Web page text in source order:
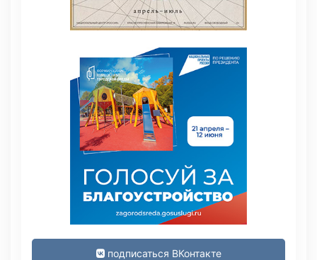
подписаться ВКонтакте